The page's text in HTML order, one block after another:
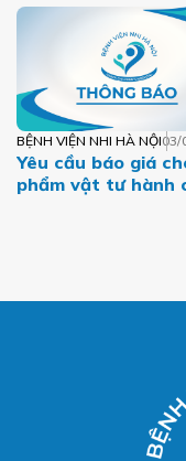
BỆNH VIỆN NHI HÀ NỘI03/
Yêu cầu báo giá
phẩm vật tư hành